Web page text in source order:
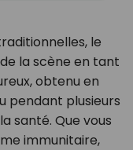
le
la scène en tant
obtenu en
pendant plusieurs
santé. Que vous
immunitaire,